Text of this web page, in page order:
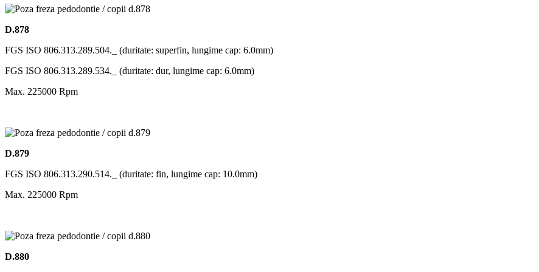
D.878
FGS ISO 806.313.289.504._ (duritate: superfin, lungime cap: 6.0mm)
FGS ISO 806.313.289.534._ (duritate: dur, lungime cap: 6.0mm)
Max. 225000 Rpm
D.879
FGS ISO 806.313.290.514._ (duritate: fin, lungime cap: 10.0mm)
Max. 225000 Rpm
D.880